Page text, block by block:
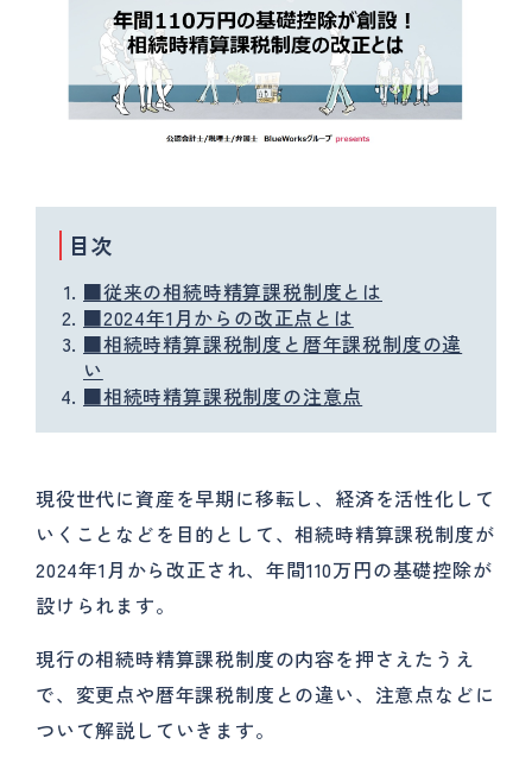
目次
■従来の相続時精算課税制度とは
■2024年1月からの改正点とは
■相続時精算課税制度と暦年課税制度の違
い
■相続時精算課税制度の注意点
現役世代に資産を早期に移転し、経済を活性化して
いくことなどを目的として、相続時精算課税制度が
2024年1月から改正され、年間110万円の基礎控除が
設けられます。
現行の相続時精算課税制度の内容を押さえたうえ
で、変更点や暦年課税制度との違い、注意点などに
ついて解説していきます。